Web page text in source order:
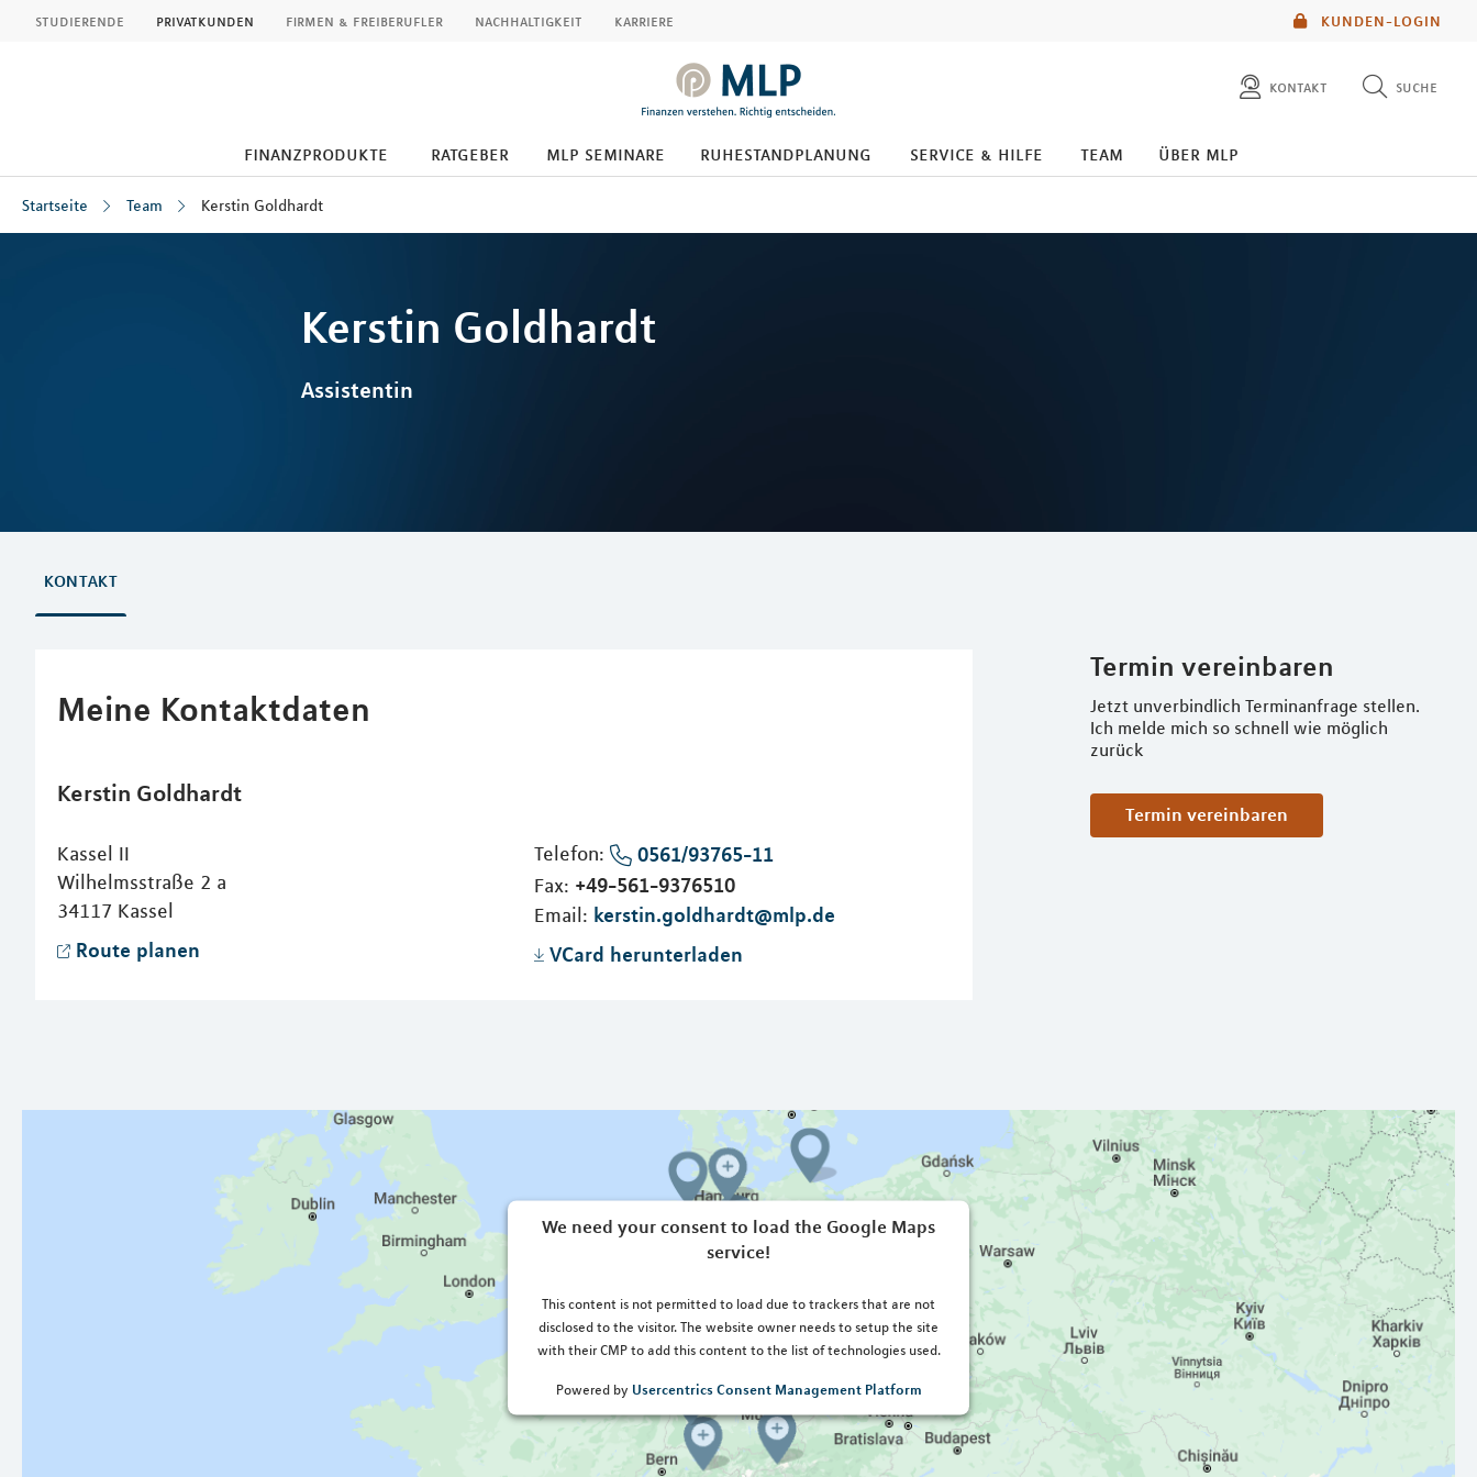
KUNDEN-LOGIN
studierende privatkunden firmen & freiberufler nachhaltigkeit karriere
kontakt suche
diese website durchsuchen
finanzprodukte ratgeber mlp seminare ruhestandplanung service & hilfe team über mlp
Startseite Team Kerstin Goldhardt
Kerstin Goldhardt
Assistentin
KONTAKT
Termin vereinbaren
Jetzt unverbindlich Terminanfrage stellen.
Ich melde mich so schnell wie möglich
zurück
Termin vereinbaren
Meine Kontaktdaten
Kerstin Goldhardt
Kassel II
Wilhelmsstraße 2 a
34117 Kassel
Route planen
Telefon:
0561/93765-11
Fax: +49-561-9376510
Email: kerstin.goldhardt@mlp.de
VCard herunterladen
We need your consent to load the Google Maps
service!
This content is not permitted to load due to trackers that are not
disclosed to the visitor. The website owner needs to setup the site
with their CMP to add this content to the list of technologies used.
Powered by Usercentrics Consent Management Platform